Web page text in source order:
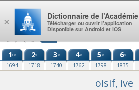
Aller au contenu
1re
1694
2e
1718
3e
1740
4e
1762
5e
1798
6e
1835
oisif, ive
×
Dictionnaire de l’Académie
Télécharger ou ouvrir l’application
Disponible sur Android et iOS